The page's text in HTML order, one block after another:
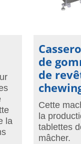
la
de
de
Cette
la
tablettes
mâcher.